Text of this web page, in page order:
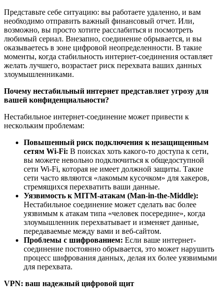
Представьте себе ситуацию: вы работаете удаленно, и вам
необходимо отправить важный финансовый отчет. Или,
возможно, вы просто хотите расслабиться и посмотреть
любимый сериал. Внезапно, соединение обрывается, и вы
оказываетесь в зоне цифровой неопределенности. В такие
моменты, когда стабильность интернет-соединения оставляет
желать лучшего, возрастает риск перехвата ваших данных
злоумышленниками.
Почему нестабильный интернет представляет угрозу для
вашей конфиденциальности?
Нестабильное интернет-соединение может привести к
нескольким проблемам:
Повышенный риск подключения к незащищенным
сетям Wi-Fi: В поисках хоть какого-то доступа к сети,
вы можете невольно подключиться к общедоступной
сети Wi-Fi, которая не имеет должной защиты. Такие
сети часто являются «лакомым кусочком» для хакеров,
стремящихся перехватить ваши данные.
Уязвимость к MITM-атакам (Man-in-the-Middle):
Нестабильное соединение может сделать вас более
уязвимым к атакам типа «человек посередине», когда
злоумышленник перехватывает и изменяет данные,
передаваемые между вами и веб-сайтом.
Проблемы с шифрованием: Если ваше интернет-
соединение постоянно обрывается, это может нарушить
процесс шифрования данных, делая их более уязвимыми
для перехвата.
VPN: ваш надежный цифровой щит